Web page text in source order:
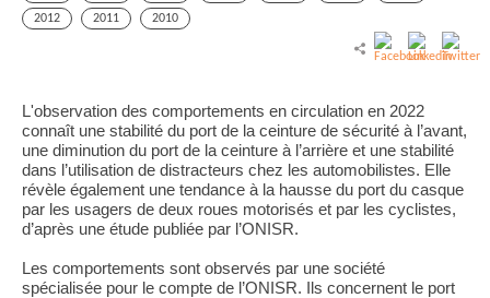
2012
2011 2010
L'observation des comportements en circulation en 2022
connaît une stabilité du port de la ceinture de sécurité à l’avant,
une diminution du port de la ceinture à l’arrière et une stabilité
dans l’utilisation de distracteurs chez les automobilistes. Elle
révèle également une tendance à la hausse du port du casque
par les usagers de deux roues motorisés et par les cyclistes,
d’après une étude publiée par l’ONISR.
Les comportements sont observés par une société
spécialisée pour le compte de l’ONISR.
Ils concernent le port